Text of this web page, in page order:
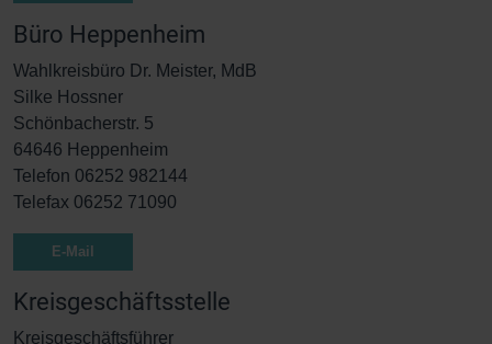
Büro Heppenheim
Wahlkreisbüro Dr. Meister, MdB
Silke Hossner
Schönbacherstr. 5
64646 Heppenheim
Telefon 06252 982144
Telefax 06252 71090
E-Mail
Kreisgeschäftsstelle
Kreisgeschäftsführer